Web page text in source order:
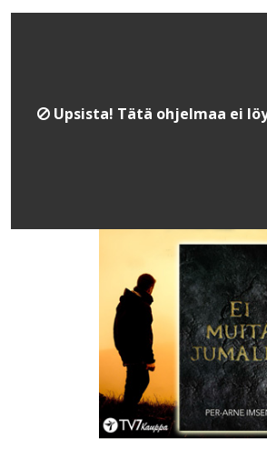
Upsista! Tätä ohjelmaa ei